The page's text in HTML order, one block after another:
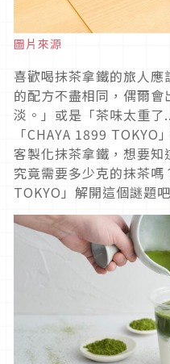
圖片來源
喜歡喝抹茶拿鐵的旅人
的配方不盡相同，偶爾
淡。」或是「茶味太重了
「CHAYA 1899
客製化抹茶拿鐵，想要
究竟需要多少克的抹茶嗎
TOKYO」解開這個謎題吧